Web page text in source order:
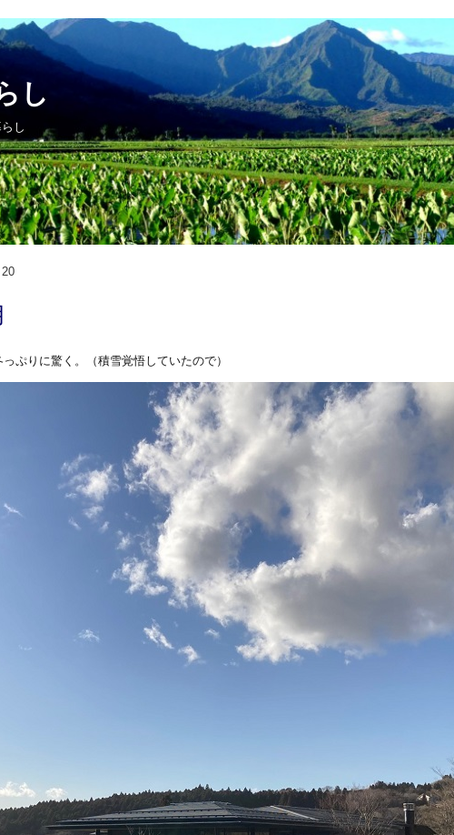
し
し
ぷりに驚く。（積雪覚悟していたので）